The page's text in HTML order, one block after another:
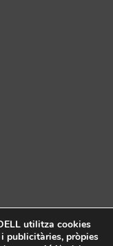
Política de cookies
utilitza cookies
publicitàries, pròpies